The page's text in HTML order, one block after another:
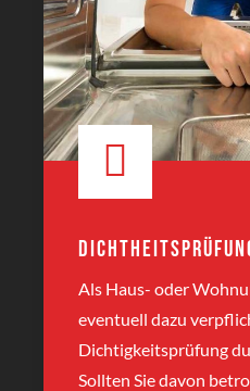
Als Haus- oder
eventuell dazu
Dichtigkeitsprüfung
Sollten Sie davon